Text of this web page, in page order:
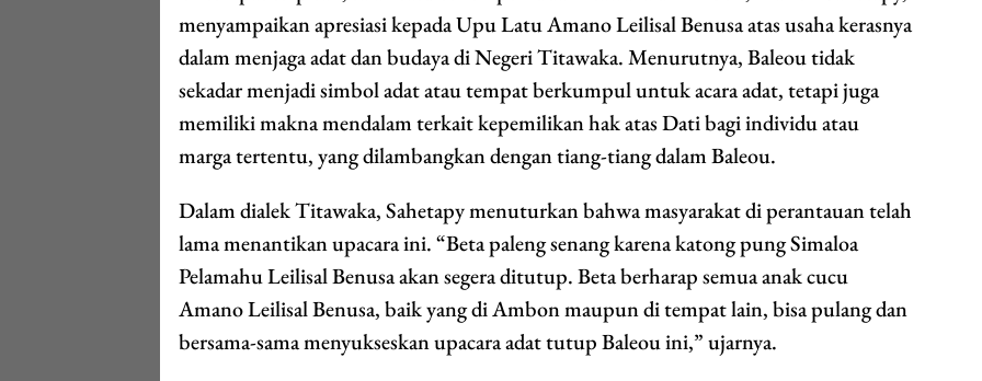
menyampaikan apresiasi kepada Upu Latu Amano Leilisal Benusa atas usaha kerasnya
dalam menjaga adat dan budaya di Negeri Titawaka. Menurutnya, Baleou tidak
sekadar menjadi simbol adat atau tempat berkumpul untuk acara adat, tetapi juga
memiliki makna mendalam terkait kepemilikan hak atas Dati bagi individu atau
marga tertentu, yang dilambangkan dengan tiang-tiang dalam Baleou.
Dalam dialek Titawaka, Sahetapy menuturkan bahwa masyarakat di perantauan telah
lama menantikan upacara ini. “Beta paleng senang karena katong pung Simaloa
Pelamahu Leilisal Benusa akan segera ditutup. Beta berharap semua anak cucu
Amano Leilisal Benusa, baik yang di Ambon maupun di tempat lain, bisa pulang dan
bersama-sama menyukseskan upacara adat tutup Baleou ini,” ujarnya.